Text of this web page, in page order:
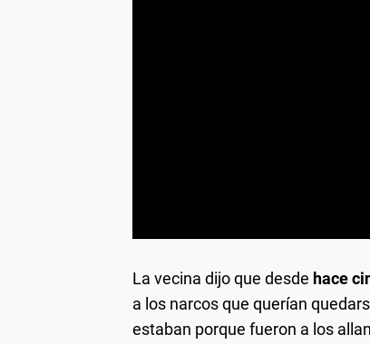
La vecina dijo que desde hace
a los narcos que querían
estaban porque fueron a los